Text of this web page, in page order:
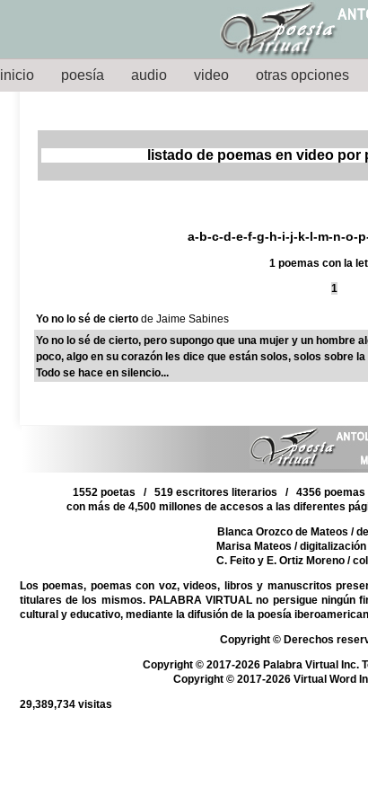
inicio poesía audio video otras opciones
listado de poemas en video
a-b-c-d-e-f-g-h-i-j-k-l-m-n-o-p
1 poemas con la
1
Yo no lo sé de cierto de Jaime Sabines
Yo no lo sé de cierto, pero supongo que una mujer y un hombre
poco, algo en su corazón les dice que están solos, solos sobre
Todo se hace en silencio...
1552 poetas / 519 escritores literarios / 4356 poemas
con más de 4,500 millones de accesos a las diferentes
Blanca Orozco de Mateos /
Marisa Mateos /
C. Feito y E. Ortiz Moreno/
Los poemas, poemas con voz, videos, libros y manuscritos
titulares de los mismos. PALABRA VIRTUAL no persigue ningún
cultural y educativo, mediante la difusión de la poesía
Copyright © Derechos
Copyright © 2017-2026 Palabra Virtual Inc.
Copyright © 2017-2026 Virtual Word
29,389,734 visitas